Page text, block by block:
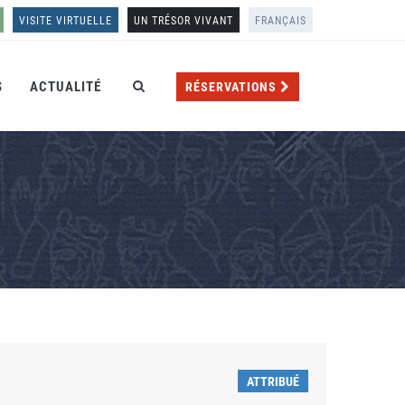
VISITE VIRTUELLE UN TRÉSOR VIVANT FRANÇAIS
ACTUALITÉ RÉSERVATIONS
ATTRIBUÉ